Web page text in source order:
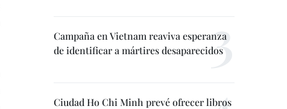
Campaña en Vietnam reaviva esperanza
de identificar a mártires desaparecidos
Ciudad Ho Chi Minh prevé ofrecer libros